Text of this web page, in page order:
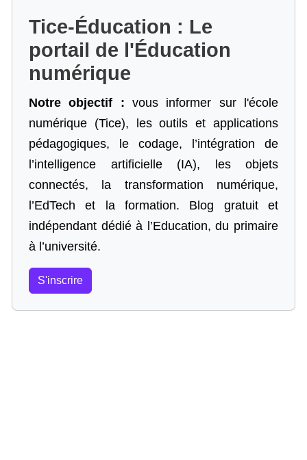
Tice-Éducation : Le
portail de l'Éducation
numérique
Notre objectif : vous informer sur l'école
numérique (Tice), les outils et applications
pédagogiques, le codage,
l’intégration de
l’intelligence artificielle (IA), les objets
connectés, la transformation numérique,
l’EdTech et la formation. Blog gratuit et
indépendant dédié à l’Education, du primaire
à l’université.
S'inscrire